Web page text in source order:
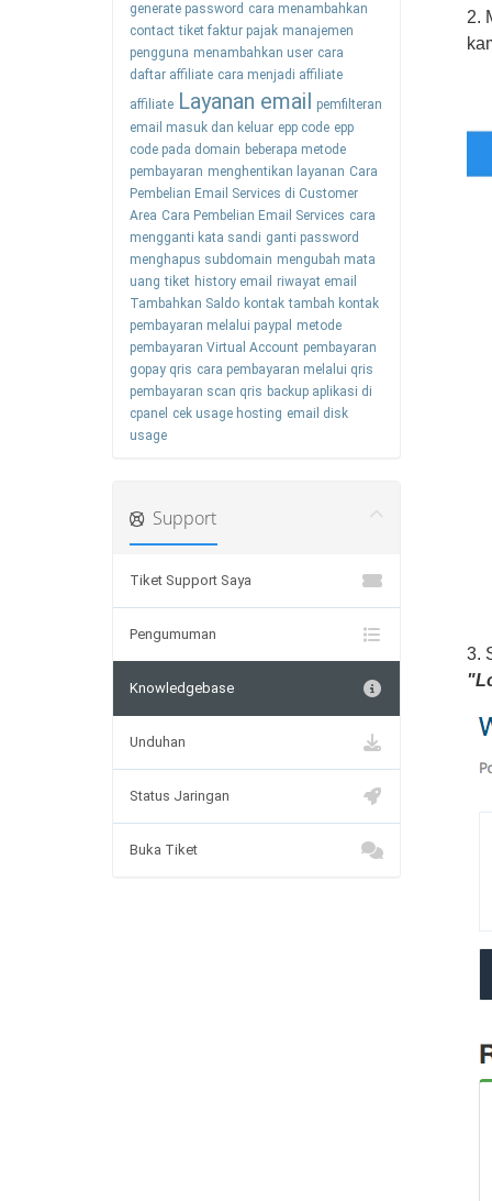
2.
3.
generate password cara menambahkan
contact tiket faktur pajak manajemen
pengguna menambahkan user cara
daftar affiliate cara menjadi affiliate
affiliate Layanan email pemfilteran
email masuk dan keluar epp code epp
code pada domain beberapa metode
pembayaran menghentikan layanan Cara
Pembelian Email Services di Customer
Area Cara Pembelian Email Services cara
mengganti kata sandi ganti password
menghapus subdomain mengubah mata
uang tiket history email
riwayat email
Tambahkan Saldo kontak tambah kontak
pembayaran melalui paypal
metode
pembayaran Virtual Account pembayaran
gopay qris cara pembayaran melalui qris
pembayaran scan qris backup aplikasi di
cpanel cek usage hosting email disk
usage
Support
Tiket Support Saya
Pengumuman
Knowledgebase
Unduhan
Status Jaringan
Buka Tiket